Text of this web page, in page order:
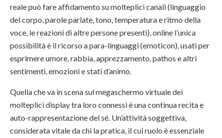
reale può fare affidamento su molteplici canali (linguaggio
del corpo, parole parlate, tono, temperatura e ritmo della
voce, le reazioni di altre persone presenti), online l’unica
possibilità è il ricorso a para-linguaggi (emoticon), usati per
esprimere umore, rabbia, apprezzamento, pathos e altri
sentimenti, emozioni e stati d’animo.
Quella che va in scena sul megaschermo virtuale dei
molteplici display tra loro connessi è una continua recita e
auto-rappresentazione del sé. Un’attività soggettiva,
considerata vitale da chi la pratica, il cui ruolo è essenziale